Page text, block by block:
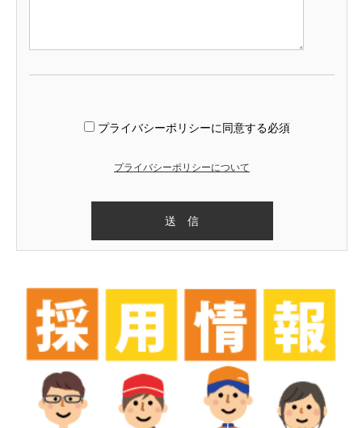
プライバシーポリシーに同意する必須
プライバシーポリシーについて